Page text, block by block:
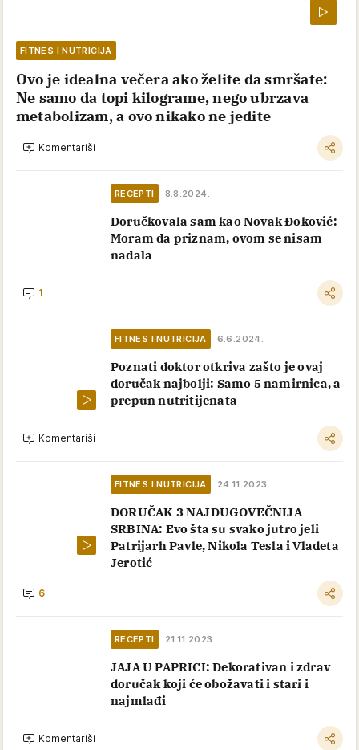
FITNES I NUTRICIJA
Ovo je idealna večera ako želite da smršate:
Ne samo da topi kilograme, nego ubrzava
metabolizam, a ovo nikako ne jedite
Komentariši
RECEPTI 8.8.2024.
Doručkovala sam kao Novak Đoković:
Moram da priznam, ovom se nisam
nadala
1
FITNES I NUTRICIJA 6.6.2024.
Poznati doktor otkriva zašto je ovaj
doručak najbolji: Samo 5 namirnica, a
prepun nutritijenata
Komentariši
FITNES I NUTRICIJA 24.11.2023.
DORUČAK 3 NAJDUGOVEČNIJA
SRBINA: Evo šta su svako jutro jeli
Patrijarh Pavle, Nikola Tesla i Vladeta
Jerotić
6
RECEPTI 21.11.2023.
JAJA U PAPRICI: Dekorativan i zdrav
doručak koji će obožavati i stari i
najmlađi
Komentariši